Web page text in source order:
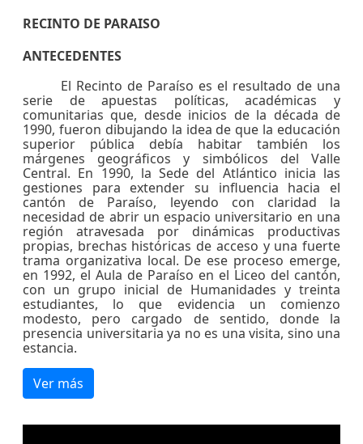
RECINTO DE PARAISO
ANTECEDENTES
El Recinto de Paraíso es el resultado de una
serie de apuestas políticas, académicas y
comunitarias que, desde inicios de la década de
1990, fueron dibujando la idea de que la educación
superior pública debía habitar también los
márgenes geográficos y simbólicos del Valle
Central. En 1990, la Sede del Atlántico inicia las
gestiones para extender su influencia hacia el
cantón de Paraíso, leyendo con claridad la
necesidad de abrir un espacio universitario en una
región atravesada por dinámicas productivas
propias, brechas históricas de acceso y una fuerte
trama organizativa local. De ese proceso emerge,
en 1992, el Aula de Paraíso en el Liceo del cantón,
con un grupo inicial de Humanidades y treinta
estudiantes, lo que evidencia un comienzo
modesto, pero cargado de sentido, donde la
presencia universitaria ya no es una visita, sino una
estancia.
Ver más